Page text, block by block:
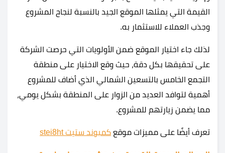
القيمة التي يمثلها الموقع الجيد بالنسبة لنجاح المشروع
وجذب العملاء للاستثمار به.
لذلك جاء اختيار الموقع ضمن الأولويات التي حرصت الشركة
على تحقيقها بكل دقة، حيث وقع الاختيار على منطقة
التجمع الخامس بالتسعين الشمالي الذي أضاف للمشروع
أهمية لتوافد العديد من الزوار على المنطقة بشكل يومي،
مما يضمن زيارتهم للمشروع.
تعرف أيضًا على مميزات موقع كمبوند ستيت stei8ht